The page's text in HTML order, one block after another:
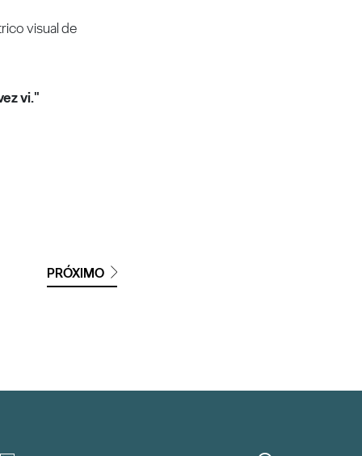
visual de
vi."
PRÓXIMO